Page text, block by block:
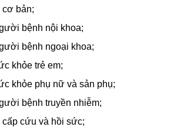
bản;
bệnh nội khoa;
bệnh ngoại khoa;
khỏe trẻ em;
khỏe phụ nữ và sản phụ;
bệnh truyền nhiễm;
cứu và hồi sức;